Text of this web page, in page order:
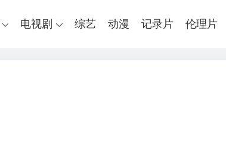
电视剧 综艺 动漫 记录片 伦理片